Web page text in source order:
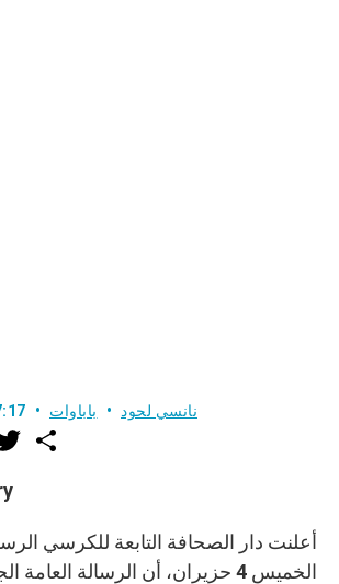
نانسي لحود باباوات
w
rأعلنت دار الصحافة التابعة للكرسي
الخميس 4 حزيران، أن الرسالة